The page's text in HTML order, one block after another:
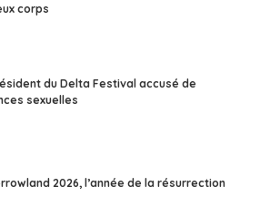
corps
du Delta Festival accusé de
sexuelles
2026, l’année de la résurrection